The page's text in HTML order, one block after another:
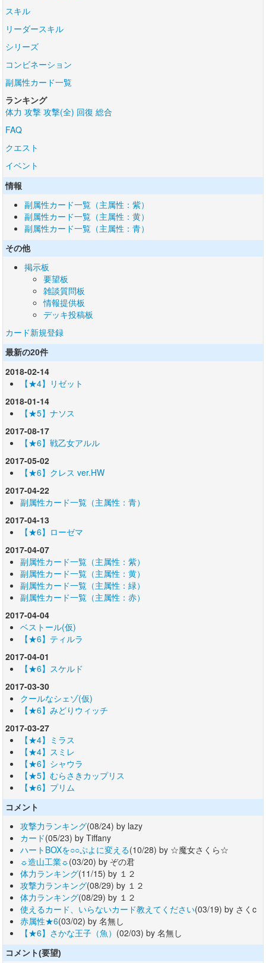
スキル
リーダースキル
シリーズ
コンビネーション
副属性カード一覧
ランキング
体力 攻撃 攻撃(全) 回復 総合
FAQ
クエスト
イベント
情報
副属性カード一覧（主属性：紫）
副属性カード一覧（主属性：黄）
副属性カード一覧（主属性：青）
その他
掲示板
要望板
雑談質問板
情報提供板
デッキ投稿板
カード新規登録
最新の20件
2018-02-14
【★4】リゼット
2018-01-14
【★5】ナソス
2017-08-17
【★6】戦乙女アルル
2017-05-02
【★6】クレス ver.HW
2017-04-22
副属性カード一覧（主属性：青）
2017-04-13
【★6】ローゼマ
2017-04-07
副属性カード一覧（主属性：紫）
副属性カード一覧（主属性：黄）
副属性カード一覧（主属性：緑）
副属性カード一覧（主属性：赤）
2017-04-04
ベストール(仮)
【★6】ティルラ
2017-04-01
【★6】スケルド
2017-03-30
クールなシェゾ(仮)
【★6】みどりウィッチ
2017-03-27
【★4】ミラス
【★4】スミレ
【★6】シャウラ
【★5】むらさきカップリス
【★6】プリム
コメント
攻撃力ランキング(08/24) by lazy
カード(05/23) by Tiffany
ハートBOXを○○ぷよに変える(10/28) by ☆魔女さくら☆
☼造山工業☼(03/20) by ぞの君
体力ランキング(11/15) by １２
攻撃力ランキング(08/29) by １２
体力ランキング(08/29) by １２
使えるカード、いらないカード教えてください(03/19) by さくc
赤属性★6(03/02) by 名無し
【★6】さかな王子（魚） (02/03) by 名無し
コメント(要望)